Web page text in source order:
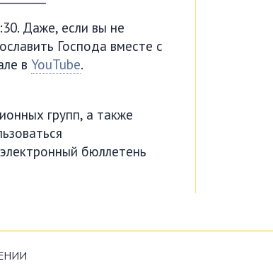
Даже, если вы не
Господа вместе с
в YouTube.
групп, а также
бюллетень